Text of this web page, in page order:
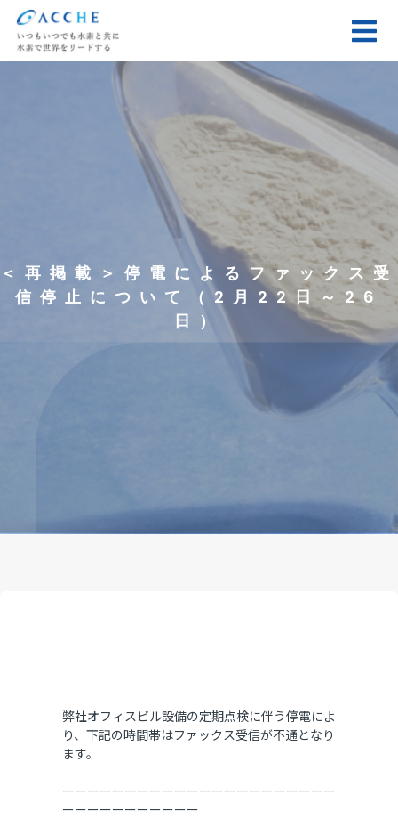
＜再掲載＞停電によるファックス受
信停止について（2月22日～26
日）
弊社オフィスビル設備の定期点検に伴う停電によ
り、下記の時間帯はファックス受信が不通となり
ます。
ーーーーーーーーーーーーーーーーーーーーーー
ーーーーーーーーーーー